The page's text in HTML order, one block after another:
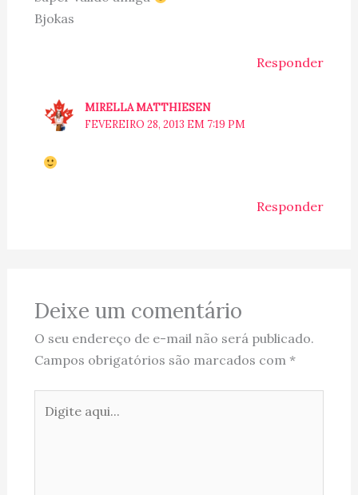
Bjokas
Responder
MIRELLA MATTHIESEN
FEVEREIRO 28, 2013 EM 7:19 PM
Responder
Deixe um comentário
O seu endereço de e-mail não será publicado.
Campos obrigatórios são marcados com *
aqui...